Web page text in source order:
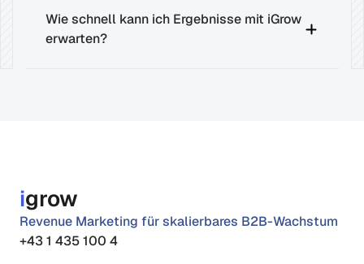
Wie schnell kann ich Ergebnisse mit iGrow
erwarten?
igrow
Revenue Marketing für skalierbares B2B-Wachstum
+43 1 435 100 4